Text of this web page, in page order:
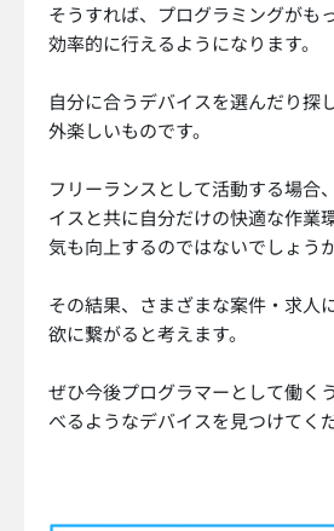
そうすれば、プログラミングがも
効率的に行えるようになります。
自分に合うデバイスを選んだり探
外楽しいものです。
フリーランスとして活動する場合
イスと共に自分だけの快適な作業
気も向上するのではないでしょう
その結果、さまざまな案件・求人
欲に繋がると考えます。
ぜひ今後プログラマーとして働く
べるようなデバイスを見つけてく